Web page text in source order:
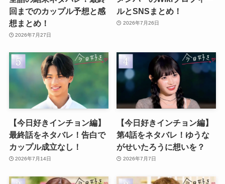
回までのカップル予想と感
想まとめ！
2026年7月27日
ルとSNSまとめ！
2026年7月26日
【今日好きインチョン編】
最終話をネタバレ！告白で
カップル成立なし！
2026年7月14日
【今日好きインチョン編】
第4話をネタバレ！ゆうな
がせいたろうに想いを？
2026年7月7日